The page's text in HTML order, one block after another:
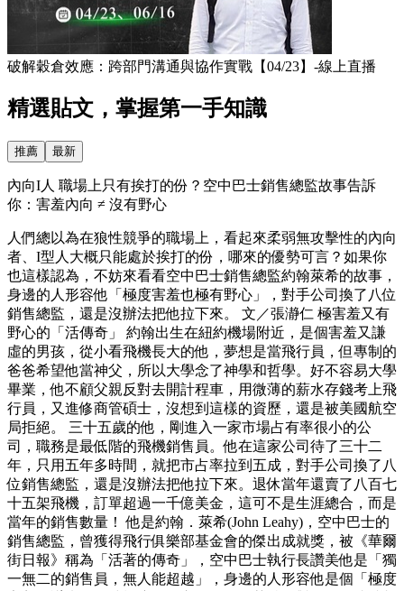
破解穀倉效應：跨部門溝通與協作實戰【04/23】-線上直播​
精選貼文，掌握第一手知識
推薦 最新
內向I人 職場上只有挨打的份？空中巴士銷售總監故事告訴
你：害羞內向 ≠ 沒有野心
人們總以為在狼性競爭的職場上，看起來柔弱無攻擊性的內向
者、I型人大概只能處於挨打的份，哪來的優勢可言？如果你
也這樣認為，不妨來看看空中巴士銷售總監約翰萊希的故事，
身邊的人形容他「極度害羞也極有野心」，對手公司換了八位
銷售總監，還是沒辦法把他拉下來。 文／張瀞仁 極害羞又有
野心的「活傳奇」 約翰出生在紐約機場附近，是個害羞又謙
虛的男孩，從小看飛機長大的他，夢想是當飛行員，但專制的
爸爸希望他當神父，所以大學念了神學和哲學。好不容易大學
畢業，他不顧父親反對去開計程車，用微薄的薪水存錢考上飛
行員，又進修商管碩士，沒想到這樣的資歷，還是被美國航空
局拒絕。 三十五歲的他，剛進入一家市場占有率很小的公
司，職務是最低階的飛機銷售員。他在這家公司待了三十二
年，只用五年多時間，就把市占率拉到五成，對手公司換了八
位銷售總監，還是沒辦法把他拉下來。退休當年還賣了八百七
十五架飛機，訂單超過一千億美金，這可不是生涯總合，而是
當年的銷售數量！ 他是約翰．萊希(John Leahy)，空中巴士的
銷售總監，曾獲得飛行俱樂部基金會的傑出成就獎，被《華爾
街日報》稱為「活著的傳奇」，空中巴士執行長讚美他是「獨
一無二的銷售員，無人能超越」，身邊的人形容他是個「極度